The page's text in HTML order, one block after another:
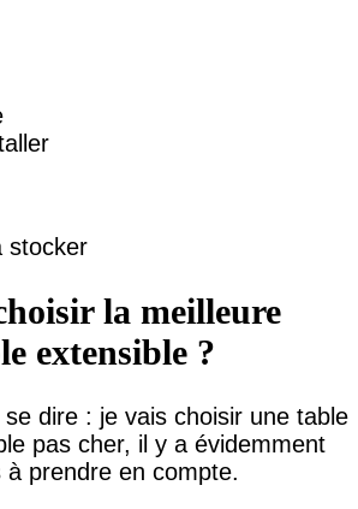
stocker
la meilleure
extensible ?
dire : je vais choisir une table
pas cher, il y a évidemment
à prendre en compte.